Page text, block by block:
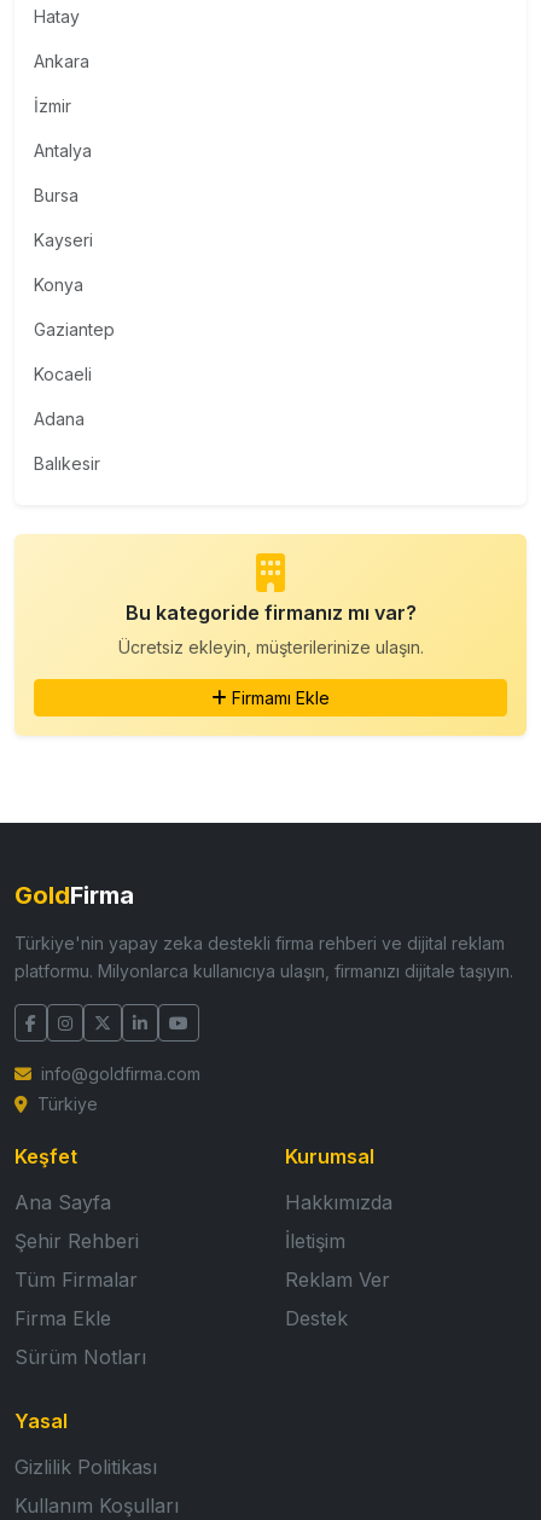
Hatay
Ankara
İzmir
Antalya
Bursa
Kayseri
Konya
Gaziantep
Kocaeli
Adana
Balıkesir
Bu kategoride firmanız mı var?
Ücretsiz ekleyin, müşterilerinize ulaşın.
Firmamı Ekle
GoldFirma
Türkiye'nin yapay zeka destekli firma rehberi ve dijital reklam
platformu. Milyonlarca kullanıcıya ulaşın, firmanızı dijitale taşıyın.
info@goldfirma.com
Türkiye
Keşfet
Ana Sayfa
Şehir Rehberi
Tüm Firmalar
Firma Ekle
Sürüm Notları
Kurumsal
Hakkımızda
İletişim
Reklam Ver
Destek
Yasal
Gizlilik Politikası
Kullanım Koşulları